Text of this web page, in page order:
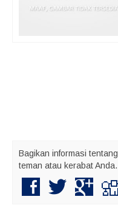
Bagikan informasi tentang
teman atau kerabat Anda.